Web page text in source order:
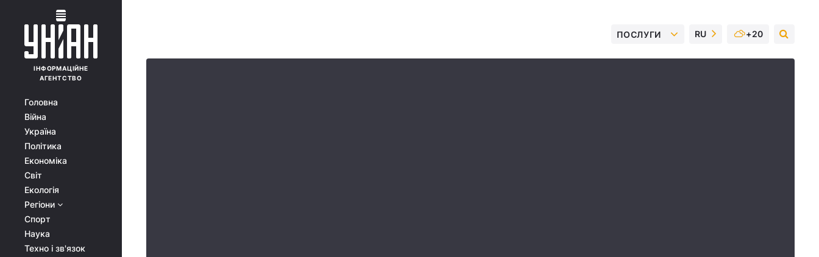
ІНФОРМАЦІЙНЕ
АГЕНТСТВО
Головна
Війна
Україна
Політика
Економіка
Світ
Екологія
Регіони
Спорт
Наука
Техно і зв'язок
ПОСЛУГИ RU +20